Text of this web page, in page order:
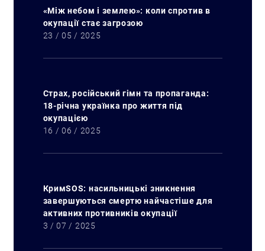
«Між небом і землею»: коли спротив в
окупації стає загрозою
23 / 05 / 2025
Страх, російський гімн та пропаганда:
18-річна українка про життя під
окупацією
16 / 06 / 2025
КримSOS: насильницькі зникнення
завершуються смертю найчастіше для
активних противників окупації
3 / 07 / 2025